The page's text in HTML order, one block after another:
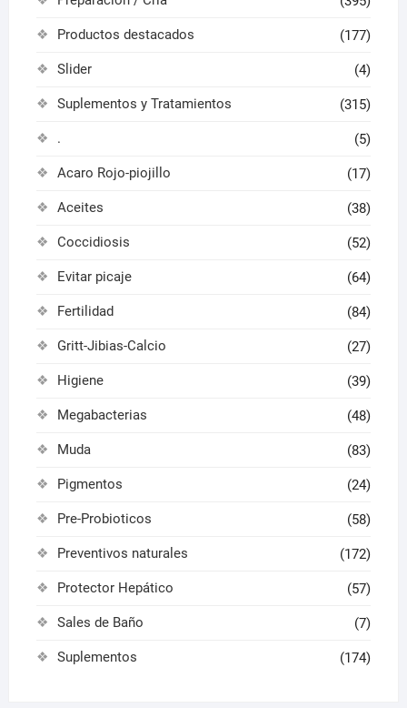
Productos destacados (177)
Slider (4)
Suplementos y Tratamientos (315)
. (5)
Acaro Rojo-piojillo (17)
Aceites (38)
Coccidiosis (52)
Evitar picaje (64)
Fertilidad (84)
Gritt-Jibias-Calcio (27)
Higiene (39)
Megabacterias (48)
Muda (83)
Pigmentos (24)
Pre-Probioticos (58)
Preventivos naturales (172)
Protector Hepático (57)
Sales de Baño (7)
Suplementos (174)